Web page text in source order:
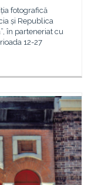
fotografică
și Republica
în parteneriat cu
12-27